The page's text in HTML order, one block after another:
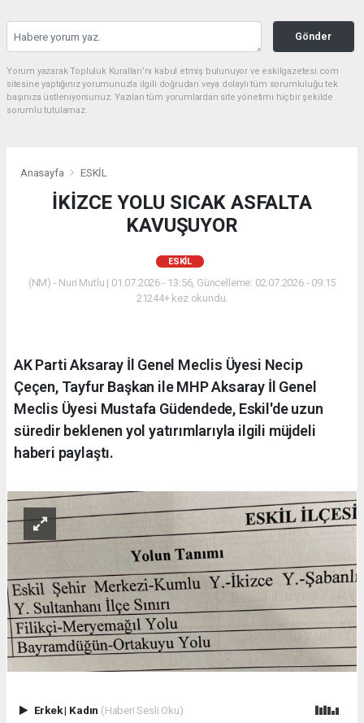
Gönder
Yorum yazarak Topluluk Kuralları’nı kabul etmiş bulunuyor ve eskilgazetesi.com
sitesine yaptığınız yorumunuzla ilgili doğrudan veya dolaylı tüm sorumluluğu tek
başınıza üstleniyorsunuz. Yazılan tüm yorumlardan site yönetimi hiçbir şekilde
sorumlu tutulamaz.
Anasayfa ESKİL
İKİZCE YOLU SICAK ASFALTA
KAVUŞUYOR
ESKİL
(NM) - Nuri Mutlu | 01.07.2026 - 13:56, Güncelleme: 02.07.2026 - 09:15
21244+ kez okundu.
AK Parti Aksaray İl Genel Meclis Üyesi Necip
Çeçen, Tayfur Başkan ile MHP Aksaray İl Genel
Meclis Üyesi Mustafa Güdendede, Eskil'de uzun
süredir beklenen yol yatırımlarıyla ilgili müjdeli
haberi paylaştı.
Erkek| Kadın (Haberi Sesli Oku)